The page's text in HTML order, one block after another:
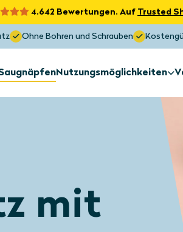
4.642 Bewertungen. Auf Trusted
Ohne Bohren und Schrauben
Nutzungsmöglichkeiten
Dachfenster
Maximaler Sonnenschutz
mit